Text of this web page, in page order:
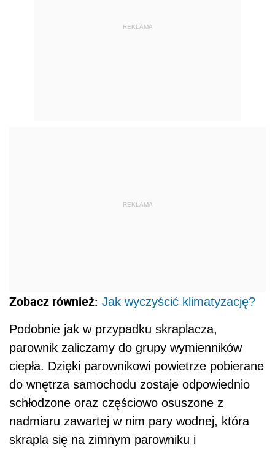
REKLAMA
REKLAMA
Zobacz również: Jak wyczyścić klimatyzację?
Podobnie jak w przypadku skraplacza,
parownik zaliczamy do grupy wymienników
ciepła. Dzięki parownikowi powietrze pobierane
do wnętrza samochodu zostaje odpowiednio
schłodzone oraz częściowo osuszone z
nadmiaru zawartej w nim pary wodnej, która
skrapla się na zimnym parowniku i